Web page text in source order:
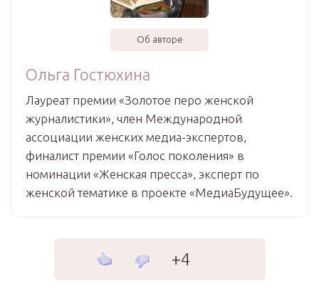
Об авторе
Ольга Гостюхина
Лауреат премии «Золотое перо женской
журналистики», член Международной
ассоциации женских медиа-экспертов,
финалист премии «Голос поколения» в
номинации «Женская пресса», эксперт по
женской тематике в проекте «МедиаБудущее».
+4